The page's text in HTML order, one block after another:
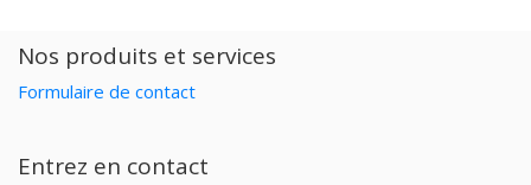
Nos produits et services
Formulaire de contact
Entrez en contact